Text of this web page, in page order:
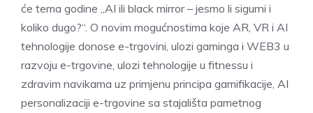
će tema godine „AI ili black mirror – jesmo li sigurni i
koliko dugo?“. O novim mogućnostima koje AR, VR i AI
tehnologije donose e-trgovini, ulozi gaminga i WEB3 u
razvoju e-trgovine, ulozi tehnologije u fitnessu i
zdravim navikama uz primjenu principa gamifikacije, AI
personalizaciji e-trgovine sa stajališta pametnog